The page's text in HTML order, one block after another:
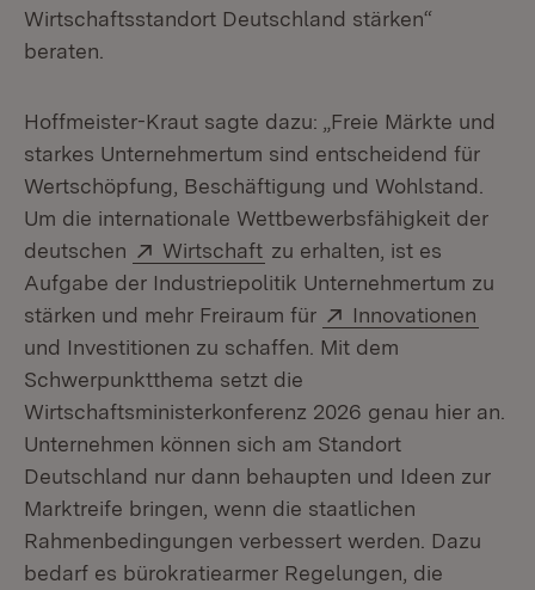
Wirtschaftsstandort Deutschland stärken“
beraten.
Hoffmeister-Kraut sagte dazu: „Freie Märkte und
starkes Unternehmertum sind entscheidend für
Wertschöpfung, Beschäftigung und Wohlstand.
Um die internationale Wettbewerbsfähigkeit der
deutschen
Extern:
Wirtschaft (Öffnet in neuem Fenster)
zu erhalten, ist es
Aufgabe der Industriepolitik Unternehmertum zu
stärken und mehr Freiraum für
Extern:
Innovationen
und Investitionen zu schaffen. Mit dem
Schwerpunktthema setzt die
Wirtschaftsministerkonferenz 2026 genau hier an.
Unternehmen können sich am Standort
Deutschland nur dann behaupten und Ideen zur
Marktreife bringen, wenn die staatlichen
Rahmenbedingungen verbessert werden. Dazu
bedarf es bürokratiearmer Regelungen, die